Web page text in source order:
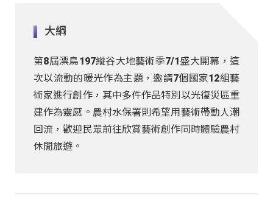
大綱
第8屆漂鳥197縱谷大地藝術季7/1盛大開幕，這
次以流動的暖光作為主題，邀請7個國家12組藝
術家進行創作，其中多件作品特別以光復災區重
建作為靈感。農村水保署則希望用藝術帶動人潮
回流，歡迎民眾前往欣賞藝術創作同時體驗農村
休閒旅遊。